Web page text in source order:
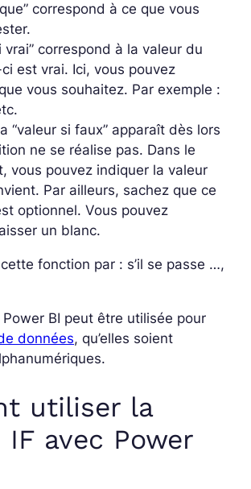
correspond à ce que vous
vrai” correspond à la valeur du
est vrai. Ici, vous pouvez
vous souhaitez. Par exemple :
“valeur si faux” apparaît dès lors
ne se réalise pas. Dans le
vous pouvez indiquer la valeur
Par ailleurs, sachez que ce
optionnel. Vous pouvez
un blanc.
fonction par : s’il se passe …,
BI peut être utilisée pour
données, qu’elles soient
utiliser la
avec Power